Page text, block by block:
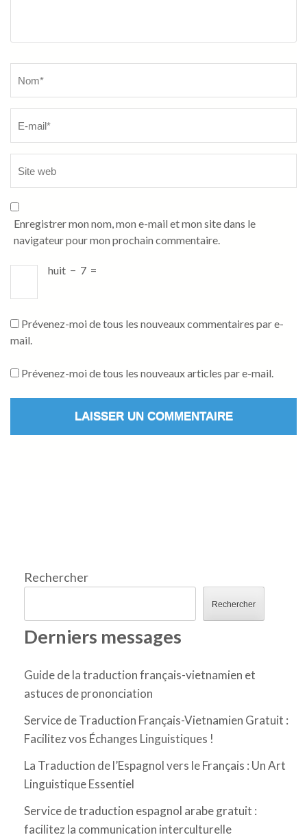
Enregistrer mon nom, mon e-mail et mon site dans le
navigateur pour mon prochain commentaire.
huit − 7 =
Prévenez-moi de tous les nouveaux commentaires par e-
mail.
Prévenez-moi de tous les nouveaux articles par e-mail.
Rechercher
Rechercher
Derniers messages
Guide de la traduction français-vietnamien et
astuces de prononciation
Service de Traduction Français-Vietnamien Gratuit :
Facilitez vos Échanges Linguistiques !
La Traduction de l’Espagnol vers le Français : Un Art
Linguistique Essentiel
Service de traduction espagnol arabe gratuit :
facilitez la communication interculturelle